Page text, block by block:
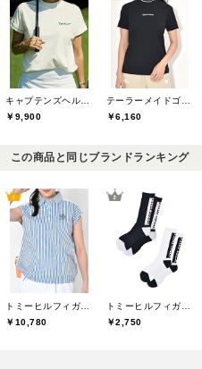
キャプテンズヘルムゴルフ(Captains Helm Golf)
￥9,900
テーラーメイドゴルフ(TaylorMade Golf)
￥6,160
この商品と同じブランドランキング
￥10,780
￥2,750